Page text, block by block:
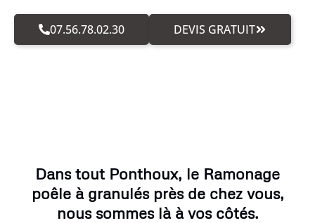
07.56.78.02.30 DEVIS GRATUIT
Dans tout Ponthoux, le Ramonage
poêle à granulés près de chez vous,
nous sommes là à vos côtés.